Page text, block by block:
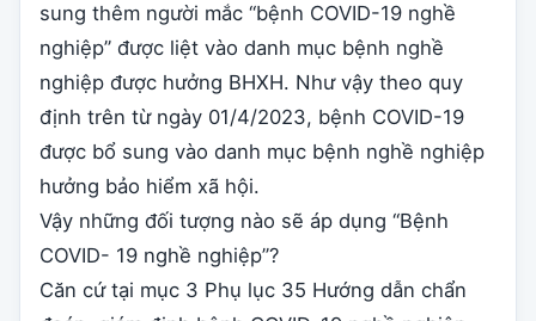
sung thêm người mắc “bệnh COVID-19 nghề
nghiệp” được liệt vào danh mục bệnh nghề
nghiệp được hưởng BHXH. Như vậy theo quy
định trên từ ngày 01/4/2023, bệnh COVID-19
được bổ sung vào danh mục bệnh nghề nghiệp
hưởng bảo hiểm xã hội.
Vậy những đối tượng nào sẽ áp dụng “Bệnh
COVID- 19 nghề nghiệp”?
Căn cứ tại mục 3 Phụ lục 35 Hướng dẫn chẩn